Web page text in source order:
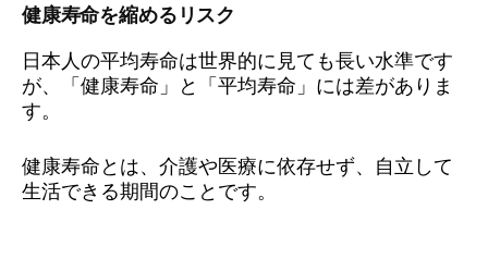
健康寿命を縮めるリスク
日本人の平均寿命は世界的に見ても長い水準です
が、「健康寿命」と「平均寿命」には差がありま
す。
健康寿命とは、介護や医療に依存せず、自立して
生活できる期間のことです。